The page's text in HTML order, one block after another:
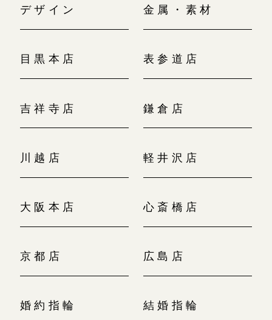
デザイン 金属・素材
目黒本店 表参道店
吉祥寺店 鎌倉店
川越店 軽井沢店
大阪本店 心斎橋店
京都店 広島店
婚約指輪 結婚指輪